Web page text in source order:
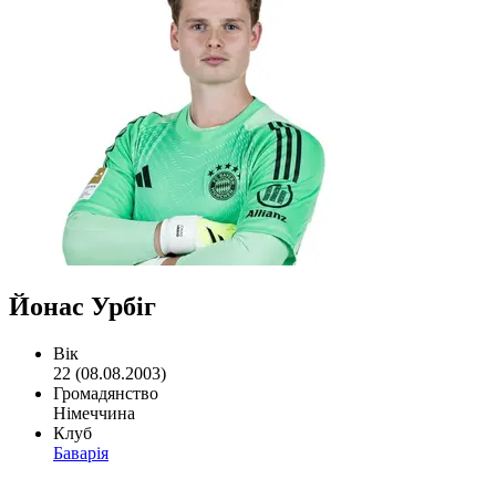
Йонас Урбіг
Вік
22 (08.08.2003)
Громадянство
Німеччина
Клуб
Баварія